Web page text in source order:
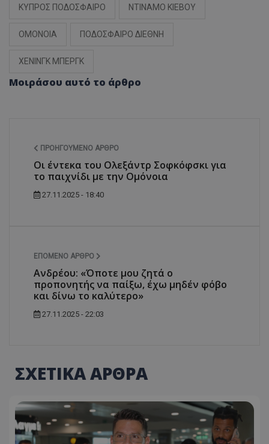
ΚΥΠΡΟΣ ΠΟΔΟΣΦΑΙΡΟ ΝΤΙΝΑΜΟ ΚΙΕΒΟΥ
ΟΜΟΝΟΙΑ ΠΟΔΟΣΦΑΙΡΟ ΔΙΕΘΝΗ
ΧΕΝΙΝΓΚ ΜΠΕΡΓΚ
Μοιράσου αυτό το άρθρο
ΠΡΟΗΓΟΎΜΕΝΟ ΆΡΘΡΟ
Οι έντεκα του Ολεξάντρ Σοφκόφσκι για
το παιχνίδι με την Ομόνοια
27.11.2025 - 18:40
ΕΠΌΜΕΝΟ ΆΡΘΡΟ
Ανδρέου: «Όποτε μου ζητά ο
προπονητής να παίξω, έχω μηδέν φόβο
και δίνω το καλύτερο»
27.11.2025 - 22:03
ΣΧΕΤΙΚΑ ΑΡΘΡΑ